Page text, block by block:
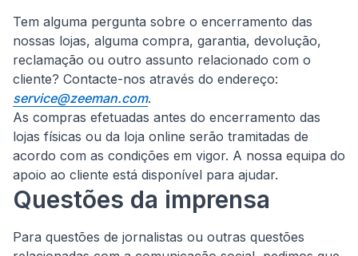
Tem alguma pergunta sobre o encerramento das
nossas lojas, alguma compra, garantia, devolução,
reclamação ou outro assunto relacionado com o
cliente? Contacte-nos através do endereço:
service@zeeman.com.
As compras efetuadas antes do encerramento das
lojas físicas ou da loja online serão tramitadas de
acordo com as condições em vigor. A nossa equipa do
apoio ao cliente está disponível para ajudar.
Questões da imprensa
Para questões de jornalistas ou outras questões